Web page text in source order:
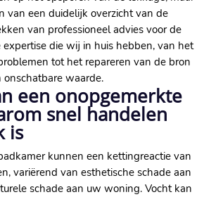
van een duidelijk overzicht van de
van professioneel advies voor de
expertise die wij in huis hebben, van het
tot het repareren van de bron
waarde.
een onopgemerkte
snel handelen
is
kunnen een kettingreactie van
variërend van esthetische schade aan
schade aan uw woning. Vocht kan